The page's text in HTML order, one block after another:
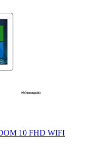
10 FHD WIFI